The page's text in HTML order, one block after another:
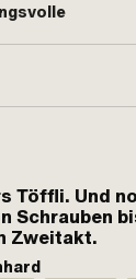
Töffli. Und
Schrauben
Zweitakt.